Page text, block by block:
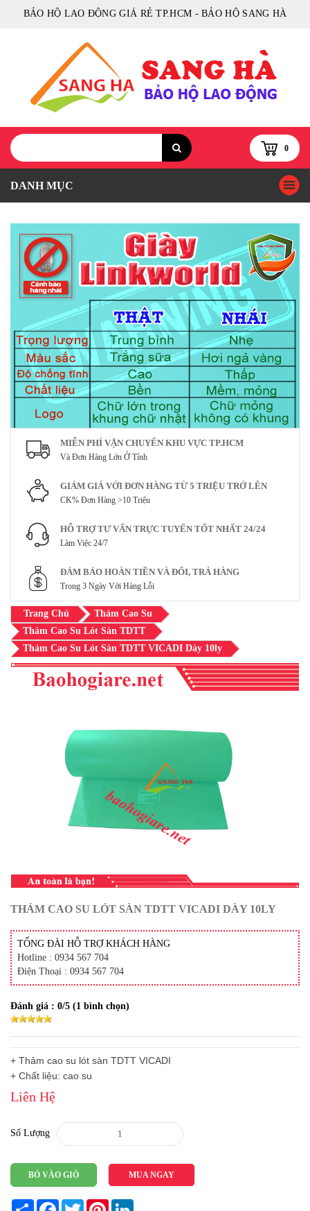
BẢO HỘ LAO ĐỘNG GIÁ RẺ TP.HCM - BẢO HỘ SANG HÀ
0
DANH MỤC
MIỄN PHÍ VẬN CHUYỂN KHU VỰC TP.HCM
Và Đơn Hàng Lớn Ở Tỉnh
GIẢM GIÁ VỚI ĐƠN HÀNG TỪ 5 TRIỆU TRỞ LÊN
CK% Đơn Hàng >10 Triệu
HỖ TRỢ TƯ VẤN TRỰC TUYẾN TỐT NHẤT 24/24
Làm Việc 24/7
ĐẢM BẢO HOÀN TIỀN VÀ ĐỔI, TRẢ HÀNG
Trong 3 Ngày Với Hàng Lỗi
Trang Chủ
Thảm Cao Su
Thảm Cao Su Lót Sàn TDTT
Thảm Cao Su Lót Sàn TDTT VICADI Dày 10ly
THẢM CAO SU LÓT SÀN TDTT VICADI DÀY 10LY
TỔNG ĐÀI HỖ TRỢ KHÁCH HÀNG
Hotline : 0934 567 704
Điện Thoại : 0934 567 704
Đánh giá : 0/5 (1 bình chọn)
+ Thảm cao su lót sàn TDTT VICADI
+ Chất liệu: cao su
Liên Hệ
Số Lượng
BỎ VÀO GIỎ MUA NGAY
Share FacebookTwitterPinterest